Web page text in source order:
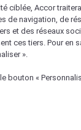
ciblée, Accor
de navigation, de
et des réseaux
ces tiers. Pour en
».
bouton «